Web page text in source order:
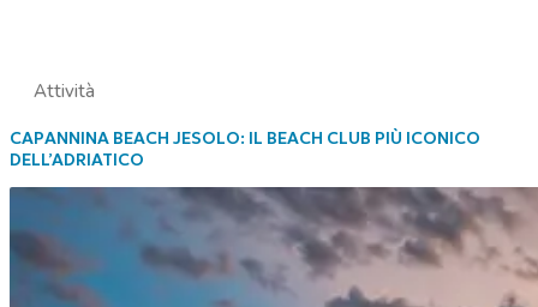
Attività
CAPANNINA BEACH JESOLO: IL BEACH CLUB PIÙ ICONICO
DELL’ADRIATICO